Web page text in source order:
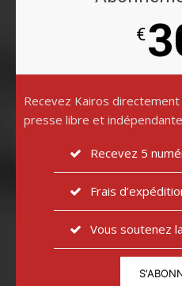
€
Recevez Kairos
presse libre et indépendante
Recevez 5
Frais
Vous soutenez